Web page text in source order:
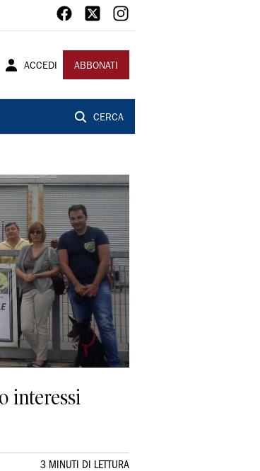
ACCEDI ABBONATI
CERCA
interessi
3 MINUTI DI LETTURA